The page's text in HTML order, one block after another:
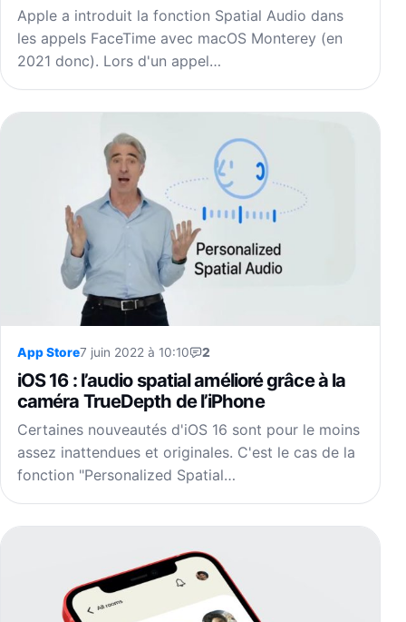
Apple a introduit la fonction Spatial Audio dans
les appels FaceTime avec macOS Monterey (en
2021 donc). Lors d'un appel…
App Store7 juin 2022 à 10:10 2
iOS 16 : l’audio spatial amélioré grâce à la
caméra TrueDepth de l’iPhone
Certaines nouveautés d'iOS 16 sont pour le moins
assez inattendues et originales. C'est le cas de la
fonction "Personalized Spatial…